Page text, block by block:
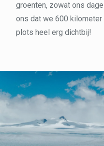
groenten, zowat ons
ons dat we 600 kilometer
plots heel erg dichtbij!